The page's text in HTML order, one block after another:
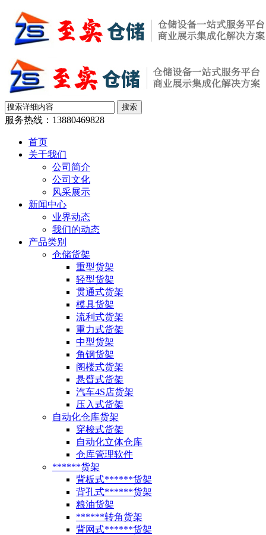
服务热线： 13880469828
首页
关于我们
公司简介
公司文化
风采展示
新闻中心
业界动态
我们的动态
产品类别
仓储货架
重型货架
轻型货架
贯通式货架
模具货架
流利式货架
重力式货架
中型货架
角钢货架
阁楼式货架
悬臂式货架
汽车4S店货架
压入式货架
自动化仓库货架
穿梭式货架
自动化立体仓库
仓库管理软件
******货架
背板式******货架
背孔式******货架
粮油货架
******转角货架
背网式******货架